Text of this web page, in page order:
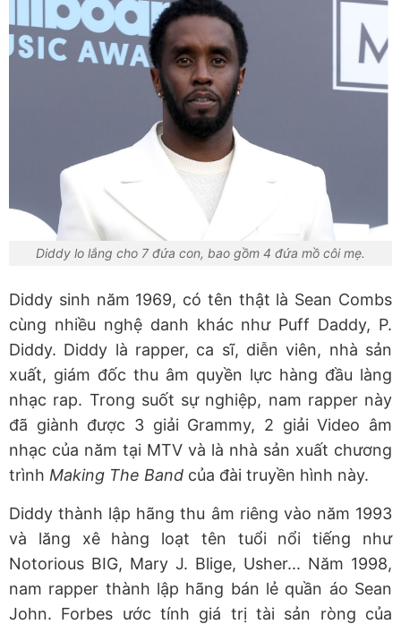
Diddy lo lắng cho 7 đứa con, bao gồm 4 đứa mồ côi mẹ.
Diddy sinh năm 1969, có tên thật là Sean Combs
cùng nhiều nghệ danh khác như Puff Daddy, P.
Diddy. Diddy là rapper, ca sĩ, diễn viên, nhà sản
xuất, giám đốc thu âm quyền lực hàng đầu làng
nhạc rap. Trong suốt sự nghiệp, nam rapper này
đã giành được 3 giải Grammy, 2 giải Video âm
nhạc của năm tại MTV và là nhà sản xuất chương
trình Making The Band của đài truyền hình này.
Diddy thành lập hãng thu âm riêng vào năm 1993
và lăng xê hàng loạt tên tuổi nổi tiếng như
Notorious BIG, Mary J. Blige, Usher... Năm 1998,
nam rapper thành lập hãng bán lẻ quần áo Sean
John. Forbes ước tính giá trị tài sản ròng của